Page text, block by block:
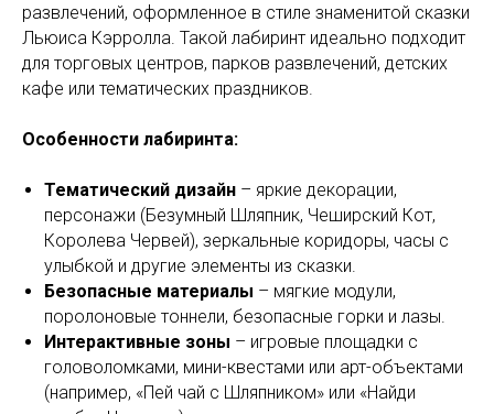
развлечений, оформленное в стиле знаменитой сказки
Льюиса Кэрролла. Такой лабиринт идеально подходит
для торговых центров, парков развлечений, детских
кафе или тематических праздников.
Особенности лабиринта:
Тематический дизайн – яркие декорации,
персонажи (Безумный Шляпник, Чеширский Кот,
Королева Червей), зеркальные коридоры, часы с
улыбкой и другие элементы из сказки.
Безопасные материалы – мягкие модули,
поролоновые тоннели, безопасные горки и лазы.
Интерактивные зоны – игровые площадки с
головоломками, мини-квестами или арт-объектами
(например, «Пей чай с Шляпником» или «Найди